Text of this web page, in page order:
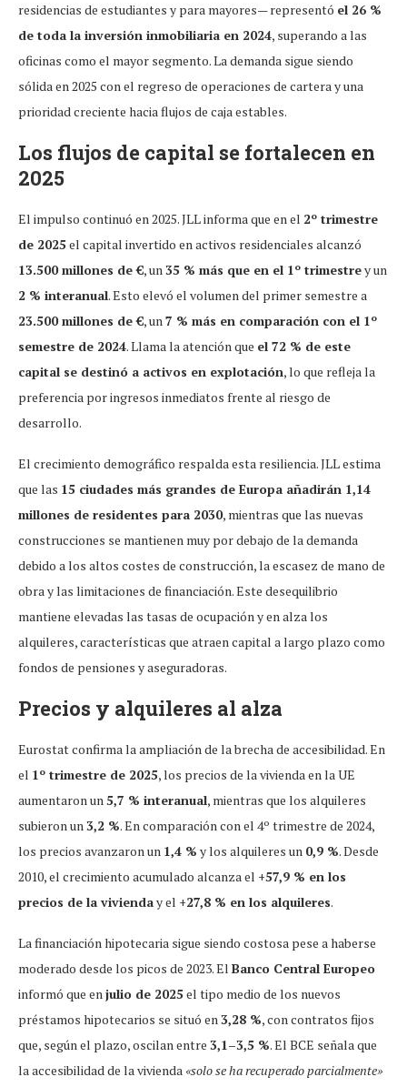
residencias de estudiantes y para mayores— representó el 26 %
de toda la inversión inmobiliaria en 2024, superando a las
oficinas como el mayor segmento. La demanda sigue siendo
sólida en 2025 con el regreso de operaciones de cartera y una
prioridad creciente hacia flujos de caja estables.
Los flujos de capital se fortalecen en
2025
El impulso continuó en 2025. JLL informa que en el 2º trimestre
de 2025el capital invertido en activos residenciales alcanzó
13.500 millones de €, un35 % más que en el 1º trimestrey un
2 % interanual. Esto elevó el volumen del primer semestre a
23.500 millones de €, un7 % más en comparación con el 1º
semestre de 2024. Llama la atención que el 72 % de este
capital se destinó a activos en explotación, lo que refleja la
preferencia por ingresos inmediatos frente al riesgo de
desarrollo.
El crecimiento demográfico respalda esta resiliencia. JLL estima
que las 15 ciudades más grandes de Europa añadirán 1,14
millones de residentes para 2030, mientras que las nuevas
construcciones se mantienen muy por debajo de la demanda
debido a los altos costes de construcción, la escasez de mano de
obra y las limitaciones de financiación. Este desequilibrio
mantiene elevadas las tasas de ocupación y en alza los
alquileres, características que atraen capital a largo plazo como
fondos de pensiones y aseguradoras.
Precios y alquileres al alza
Eurostat confirma la ampliación de la brecha de accesibilidad. En
el 1º trimestre de 2025, los precios de la vivienda en la UE
aumentaron un5,7 % interanual, mientras que los alquileres
subieron un3,2 %. En comparación con el 4º trimestre de 2024,
los precios avanzaron un 1,4 % y los alquileres un 0,9 %. Desde
2010, el crecimiento acumulado alcanza el +57,9 % en los
precios de la vivienday el +27,8 % en los alquileres.
La financiación hipotecaria sigue siendo costosa pese a haberse
moderado desde los picos de 2023. El Banco Central Europeo
informó que enjulio de 2025el tipo medio de los nuevos
préstamos hipotecarios se situó en3,28 %, con contratos fijos
que, según el plazo, oscilan entre 3,1–3,5 %. El BCE señala que
la accesibilidad de la vivienda«solo se ha recuperado parcialmente»